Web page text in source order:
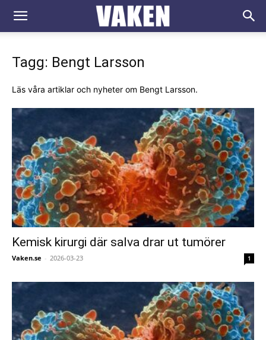
VAKEN.se
Tagg: Bengt Larsson
Läs våra artiklar och nyheter om Bengt Larsson.
Kemisk kirurgi där salva drar ut tumörer
Vaken.se - 2026-03-23 1